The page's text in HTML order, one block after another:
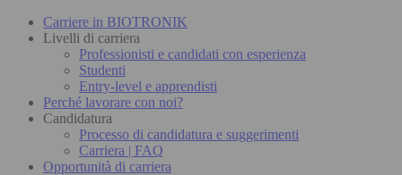
Carriere in BIOTRONIK
Livelli di carriera
Professionisti e candidati con esperienza
Studenti
Entry-level e apprendisti
Perché lavorare con noi?
Candidatura
Processo di candidatura e suggerimenti
Carriera | FAQ
Opportunità di carriera